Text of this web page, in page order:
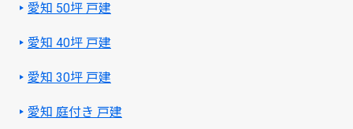
愛知 50坪 戸建
愛知 40坪 戸建
愛知 30坪 戸建
愛知 庭付き 戸建